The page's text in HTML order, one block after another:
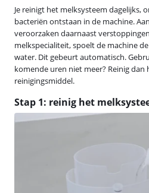
Je reinigt het melksysteem dagelijks,
bacteriën ontstaan in de machine.
veroorzaken daarnaast
melkspecialiteit, spoelt de machine
water. Dit gebeurt automatisch.
komende uren niet meer? Reinig
reinigingsmiddel.
Stap 1: reinig het